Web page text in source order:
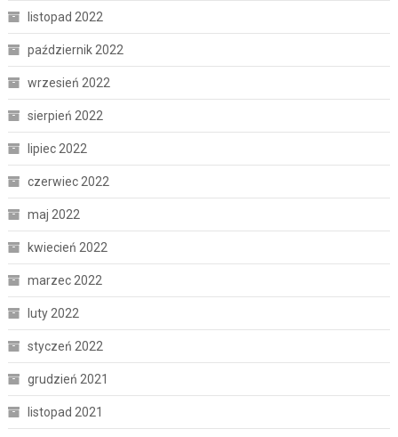
listopad 2022
październik 2022
wrzesień 2022
sierpień 2022
lipiec 2022
czerwiec 2022
maj 2022
kwiecień 2022
marzec 2022
luty 2022
styczeń 2022
grudzień 2021
listopad 2021